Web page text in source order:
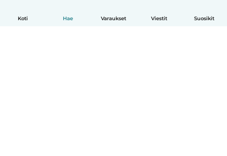
Koti Hae Varaukset Viestit Suosikit